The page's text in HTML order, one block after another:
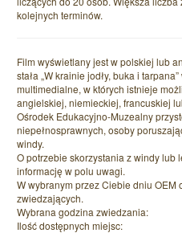
kolejnych terminów.
Film wyświetlany jest w polskiej lub
stała „W krainie jodły, buka i
multimedialne, w których istnieje
angielskiej, niemieckiej, francuskiej
Ośrodek Edukacyjno-Muzealny
niepełnosprawnych, osoby
windy.
O potrzebie skorzystania z windy lub
informację w polu uwagi.
W wybranym przez Ciebie dniu OEM
zwiedzających.
Wybrana godzina zwiedzania:
Ilość dostępnych miejsc: